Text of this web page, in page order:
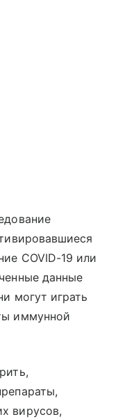
COVID-19 или
данные
могут играть
иммунной
вирусов,